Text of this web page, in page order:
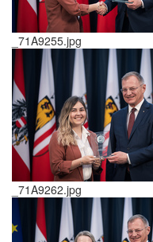
_71A9255.jpg
_71A9262.jpg